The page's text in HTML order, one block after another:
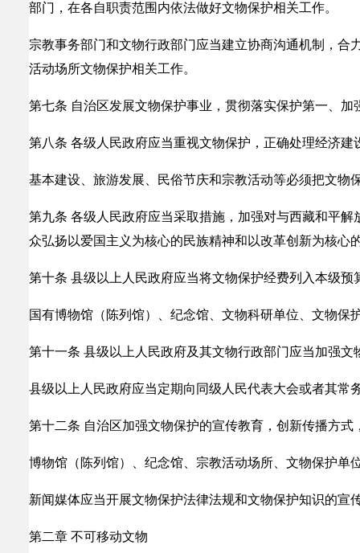
部门，在各自职责范围内依法做好文物保护相关工作。
宗教事务部门和文物行政部门应当建立协商沟通机制，
活动场所文物保护相关工作。
第七条 自治区发展文物保护事业，贯彻落实保护第一、
第八条 各级人民政府应当重视文物保护，正确处理经济
基本建设、旅游发展、民俗节庆和宗教活动等必须把文
第九条 各级人民政府应当采取措施，加强对与西藏和平
众弘扬以爱国主义为核心的民族精神和以改革创新为核
第十条 县级以上人民政府应当将文物保护经费列入本级
国有博物馆（陈列馆）、纪念馆、文物科研单位、文物
第十一条 县级以上人民政府及其文物行政部门应当加强
县级以上人民政府应当定期向同级人民代表大会或者其常
第十二条 自治区加强文物保护的宣传教育，创新传播方
博物馆（陈列馆）、纪念馆、宗教活动场所、文物保护
新闻媒体应当开展文物保护法律法规和文物保护知识的
第二章 不可移动文物